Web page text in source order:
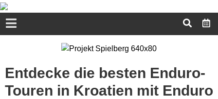
Entdecke die besten Enduro-
Touren in Kroatien mit Enduro